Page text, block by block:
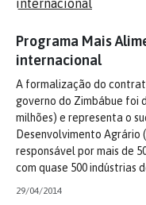
Programa Mais
internacional
A formalização do
governo do Zimbábue foi
milhões) e representa o
Desenvolvimento Agrário
responsável por mais de
com quase 500 indústrias
29/04/2014